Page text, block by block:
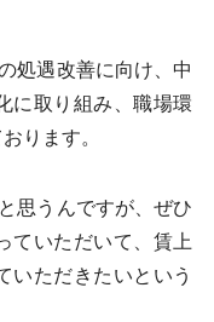
処遇改善に向け、中
に取り組み、職場環
ります。
思うんですが、ぜひ
ていただいて、賃上
いただきたいという